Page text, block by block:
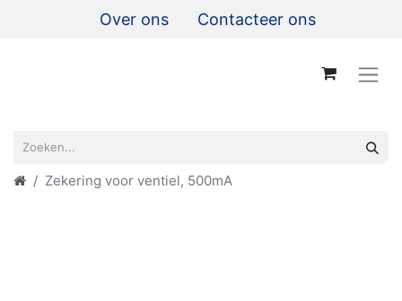
Over ons Contacteer ons
Zekering voor ventiel, 500mA